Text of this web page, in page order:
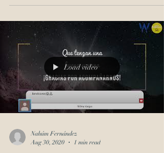
Load video
Nahúm Fernández
Aug 30, 2020
1 min read